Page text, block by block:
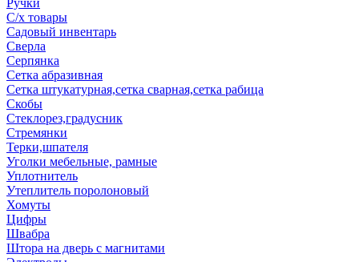
Ручки
С/х товары
Садовый инвентарь
Сверла
Серпянка
Сетка абразивная
Сетка штукатурная,сетка сварная,сетка рабица
Скобы
Стеклорез,градусник
Стремянки
Терки,шпателя
Уголки мебельные, рамные
Уплотнитель
Утеплитель поролоновый
Хомуты
Цифры
Швабра
Штора на дверь с магнитами